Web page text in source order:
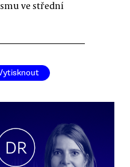
ve střední